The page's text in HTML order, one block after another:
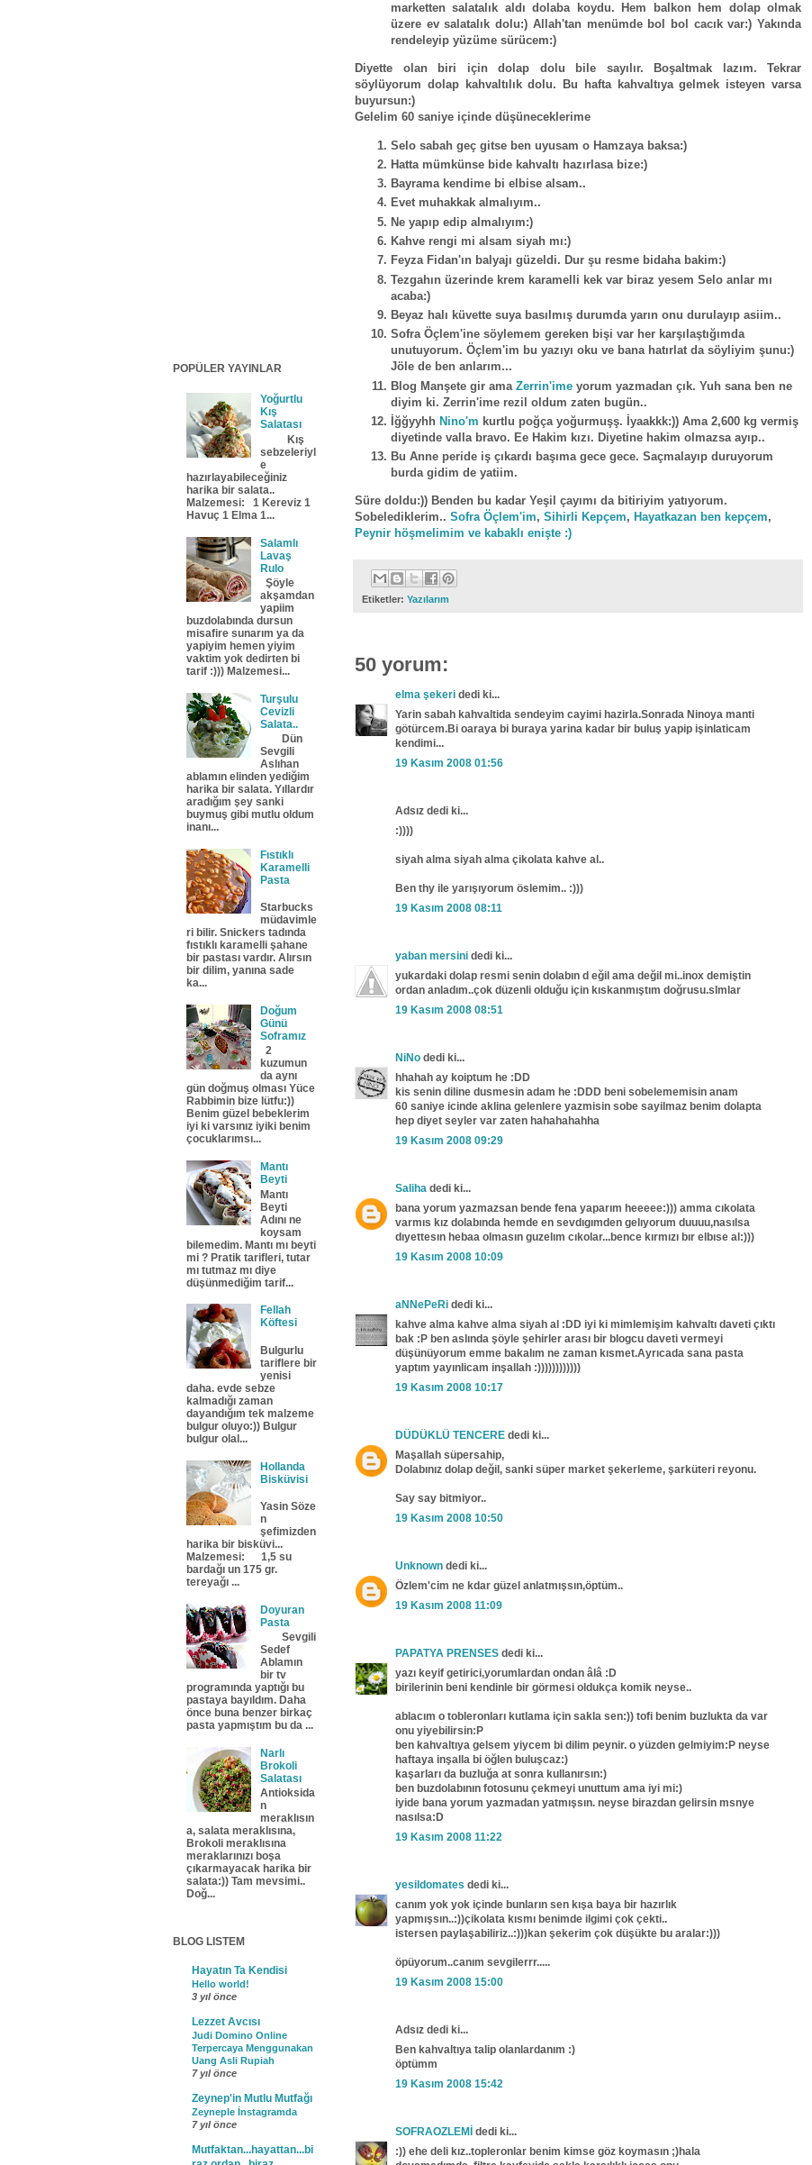
marketten salatalık aldı dolaba koydu. Hem balkon hem dolap olmak
üzere ev salatalık dolu:) Allah'tan menümde bol bol cacık var:) Yakında
rendeleyip yüzüme sürücem:)
Diyette olan biri için dolap dolu bile sayılır. Boşaltmak lazım. Tekrar
söylüyorum dolap kahvaltılık dolu. Bu hafta kahvaltıya gelmek isteyen varsa
buyursun:)
Gelelim 60 saniye içinde düşüneceklerime
Selo sabah geç gitse ben uyusam o Hamzaya baksa:)
Hatta mümkünse bide kahvaltı hazırlasa bize:)
Bayrama kendime bi elbise alsam..
Evet muhakkak almalıyım..
Ne yapıp edip almalıyım:)
Kahve rengi mi alsam siyah mı:)
Feyza Fidan'ın balyajı güzeldi. Dur şu resme bidaha bakim:)
Tezgahın üzerinde krem karamelli kek var biraz yesem Selo anlar mı
acaba:)
Beyaz halı küvette suya basılmış durumda yarın onu durulayıp asiim..
Sofra Öçlem'ine söylemem gereken bişi var her karşılaştığımda
unutuyorum. Öçlem'im bu yazıyı oku ve bana hatırlat da söyliyim şunu:)
Jöle de ben anlarım...
Blog Manşete gir ama Zerrin'ime yorum yazmadan çık. Yuh sana ben ne
diyim ki. Zerrin'ime rezil oldum zaten bugün..
İğğyyhh Nino'm kurtlu poğça yoğurmuşş. İyaakkk:)) Ama 2,600 kg vermiş
diyetinde valla bravo. Ee Hakim kızı. Diyetine hakim olmazsa ayıp..
Bu Anne peride iş çıkardı başıma gece gece. Saçmalayıp duruyorum
burda gidim de yatiim.
Süre doldu:)) Benden bu kadar Yeşil çayımı da bitiriyim yatıyorum.
Sobelediklerim.. Sofra Öçlem'im, Sihirli Kepçem, Hayatkazan ben kepçem,
Peynir höşmelimim ve kabaklı enişte :)
Etiketler: Yazılarım
50 yorum:
elma şekeri dedi ki...
Yarin sabah kahvaltida sendeyim cayimi hazirla.Sonrada Ninoya manti
götürcem.Bi oaraya bi buraya yarina kadar bir buluş yapip işinlaticam
kendimi...
19 Kasım 2008 01:56
Adsız dedi ki...
:))))
siyah alma siyah alma çikolata kahve al..
Ben thy ile yarışıyorum öslemim.. :)))
19 Kasım 2008 08:11
yaban mersini dedi ki...
yukardaki dolap resmi senin dolabın d eğil ama değil mi..inox demiştin
ordan anladım..çok düzenli olduğu için kıskanmıştım doğrusu.slmlar
19 Kasım 2008 08:51
NiNo dedi ki...
hhahah ay koiptum he :DD
kis senin diline dusmesin adam he :DDD beni sobelememisin anam
60 saniye icinde aklina gelenlere yazmisin sobe sayilmaz benim dolapta
hep diyet seyler var zaten hahahahahha
19 Kasım 2008 09:29
Saliha dedi ki...
bana yorum yazmazsan bende fena yaparım heeeee:))) amma cıkolata
varmıs kız dolabında hemde en sevdıgımden gelıyorum duuuu,nasılsa
dıyettesın hebaa olmasın guzelım cıkolar...bence kırmızı bır elbıse al:)))
19 Kasım 2008 10:09
aNNePeRi dedi ki...
kahve alma kahve alma siyah al :DD iyi ki mimlemişim kahvaltı daveti çıktı
bak :P ben aslında şöyle şehirler arası bir blogcu daveti vermeyi
düşünüyorum emme bakalım ne zaman kısmet.Ayrıcada sana pasta
yaptım yayınlicam inşallah :))))))))))))
19 Kasım 2008 10:17
DÜDÜKLÜ TENCERE dedi ki...
Maşallah süpersahip,
Dolabınız dolap değil, sanki süper market şekerleme, şarküteri reyonu.
Say say bitmiyor..
19 Kasım 2008 10:50
Unknown dedi ki...
Özlem'cim ne kdar güzel anlatmışsın,öptüm..
19 Kasım 2008 11:09
PAPATYA PRENSES dedi ki...
yazı keyif getirici,yorumlardan ondan âlâ :D
birilerinin beni kendinle bir görmesi oldukça komik neyse..
ablacım o tobleronları kutlama için sakla sen:)) tofi benim buzlukta da var
onu yiyebilirsin:P
ben kahvaltıya gelsem yiycem bi dilim peynir. o yüzden gelmiyim:P neyse
haftaya inşalla bi öğlen buluşcaz:)
kaşarları da buzluğa at sonra kullanırsın:)
ben buzdolabının fotosunu çekmeyi unuttum ama iyi mi:)
iyide bana yorum yazmadan yatmışsın. neyse birazdan gelirsin msnye
nasılsa:D
19 Kasım 2008 11:22
yesildomates dedi ki...
canım yok yok içinde bunların sen kışa baya bir hazırlık
yapmışsın..:))çikolata kısmı benimde ilgimi çok çekti..
istersen paylaşabiliriz..:)))kan şekerim çok düşükte bu aralar:)))
öpüyorum..canım sevgilerrr.....
19 Kasım 2008 15:00
Adsız dedi ki...
Ben kahvaltıya talip olanlardanım :)
öptümm
19 Kasım 2008 15:42
SOFRAOZLEMİ dedi ki...
:)) ehe deli kız..topleronlar benim kimse göz koymasın ;)hala
POPÜLER YAYINLAR
Yoğurtlu
Kış
Salatası
Kış
sebzeleriyl
e
hazırlayabileceğiniz
harika bir salata..
Malzemesi: 1 Kereviz 1
Havuç 1 Elma 1...
Salamlı
Lavaş
Rulo
Şöyle
akşamdan
yapiim
buzdolabında dursun
misafire sunarım ya da
yapiyim hemen yiyim
vaktim yok dedirten bi
tarif :))) Malzemesi...
Turşulu
Cevizli
Salata..
Dün
Sevgili
Aslıhan
ablamın elinden yediğim
harika bir salata. Yıllardır
aradığım şey sanki
buymuş gibi mutlu oldum
inanı...
Fıstıklı
Karamelli
Pasta
Starbucks
müdavimle
ri bilir. Snickers tadında
fıstıklı karamelli şahane
bir pastası vardır. Alırsın
bir dilim, yanına sade
ka...
Doğum
Günü
Soframız
2
kuzumun
da aynı
gün doğmuş olması Yüce
Rabbimin bize lütfu:))
Benim güzel bebeklerim
iyi ki varsınız iyiki benim
çocuklarımsı...
Mantı
Beyti
Mantı
Beyti
Adını ne
koysam
bilemedim. Mantı mı beyti
mi ? Pratik tarifleri, tutar
mı tutmaz mı diye
düşünmediğim tarif...
Fellah
Köftesi
Bulgurlu
tariflere bir
yenisi
daha. evde sebze
kalmadığı zaman
dayandığım tek malzeme
bulgur oluyo:)) Bulgur
bulgur olal...
Hollanda
Bisküvisi
Yasin Söze
n
şefimizden
harika bir bisküvi...
Malzemesi: 1,5 su
bardağı un 175 gr.
tereyağı ...
Doyuran
Pasta
Sevgili
Sedef
Ablamın
bir tv
programında yaptığı bu
pastaya bayıldım. Daha
önce buna benzer birkaç
pasta yapmıştım bu da ...
Narlı
Brokoli
Salatası
Antioksida
n
meraklısın
a, salata meraklısına,
Brokoli meraklısına
meraklarınızı boşa
çıkarmayacak harika bir
salata:)) Tam mevsimi..
Doğ...
BLOG LISTEM
Hayatın Ta Kendisi
Hello world!
3 yıl önce
Lezzet Avcısı
Judi Domino Online
Terpercaya Menggunakan
Uang Asli Rupiah
7 yıl önce
Zeynep'in Mutlu Mutfağı
Zeyneple İnstagramda
7 yıl önce
Mutfaktan...hayattan...bi